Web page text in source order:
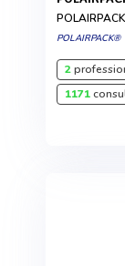
POLAIRPACK®
2
1171